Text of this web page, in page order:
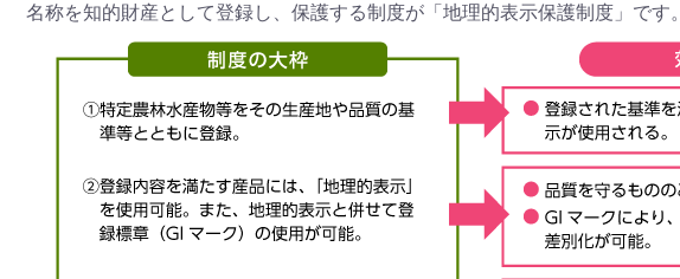
名称を知的財産として登録し、保護する制度が「地理的表示保護制度」です。